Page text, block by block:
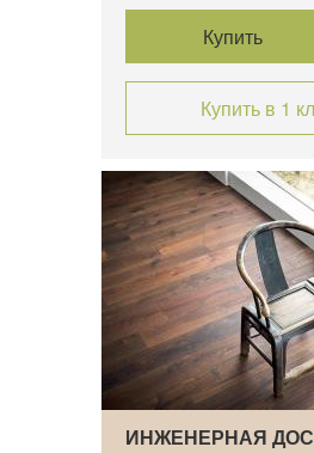
Купить
Купить в 1
ИНЖЕНЕРНАЯ